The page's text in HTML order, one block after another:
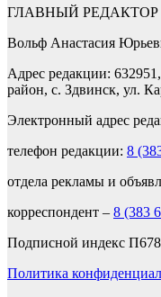
ГЛАВНЫЙ РЕДАКТОР
Вольф Анастасия
Адрес редакции:
район, с. Здвинск, ул.
Электронный адрес
телефон редакции: 8
отдела рекламы и
корреспондент – 8 (383
Подписной индекс
Политика